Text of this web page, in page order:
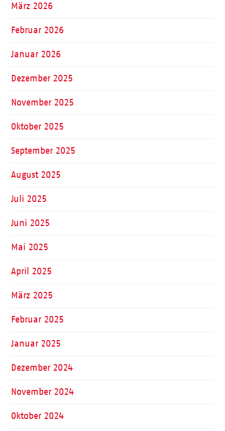
März 2026
Februar 2026
Januar 2026
Dezember 2025
November 2025
Oktober 2025
September 2025
August 2025
Juli 2025
Juni 2025
Mai 2025
April 2025
März 2025
Februar 2025
Januar 2025
Dezember 2024
November 2024
Oktober 2024